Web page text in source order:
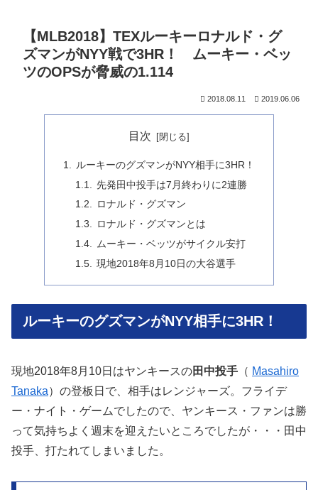
【MLB2018】TEXルーキーロナルド・グ
ズマンがNYY戦で3HR！ ムーキー・ベッ
ツのOPSが脅威の1.114
2018.08.11 2019.06.06
目次
ルーキーのグズマンがNYY相手に3HR！
先発田中投手は7月終わりに2連勝
ロナルド・グズマン
ロナルド・グズマンとは
ムーキー・ベッツがサイクル安打
現地2018年8月10日の大谷選手
ルーキーのグズマンがNYY相手に3HR！
現地2018年8月10日はヤンキースの田中投手 （ Masahiro
Tanaka）の登板日で、相手はレンジャーズ。フライデ
ー・ナイト・ゲームでしたので、ヤンキース・ファンは勝
って気持ちよく週末を迎えたいところでしたが・・・田中
投手、打たれてしまいました。